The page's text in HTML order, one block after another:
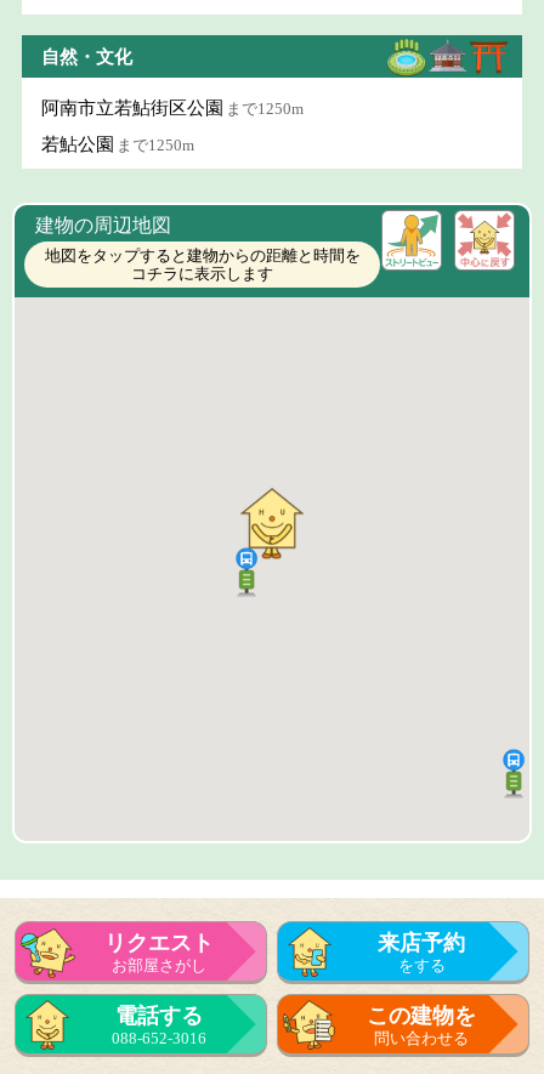
自然・文化
阿南市立若鮎街区公園 まで1250m
若鮎公園 まで1250m
建物の周辺地図
地図をタップすると建物からの距離と時間を
コチラに表示します
リクエスト
お部屋さがし
来店予約
をする
来店予約
をする
電話する
088-652-3016
この建物を
問い合わせる